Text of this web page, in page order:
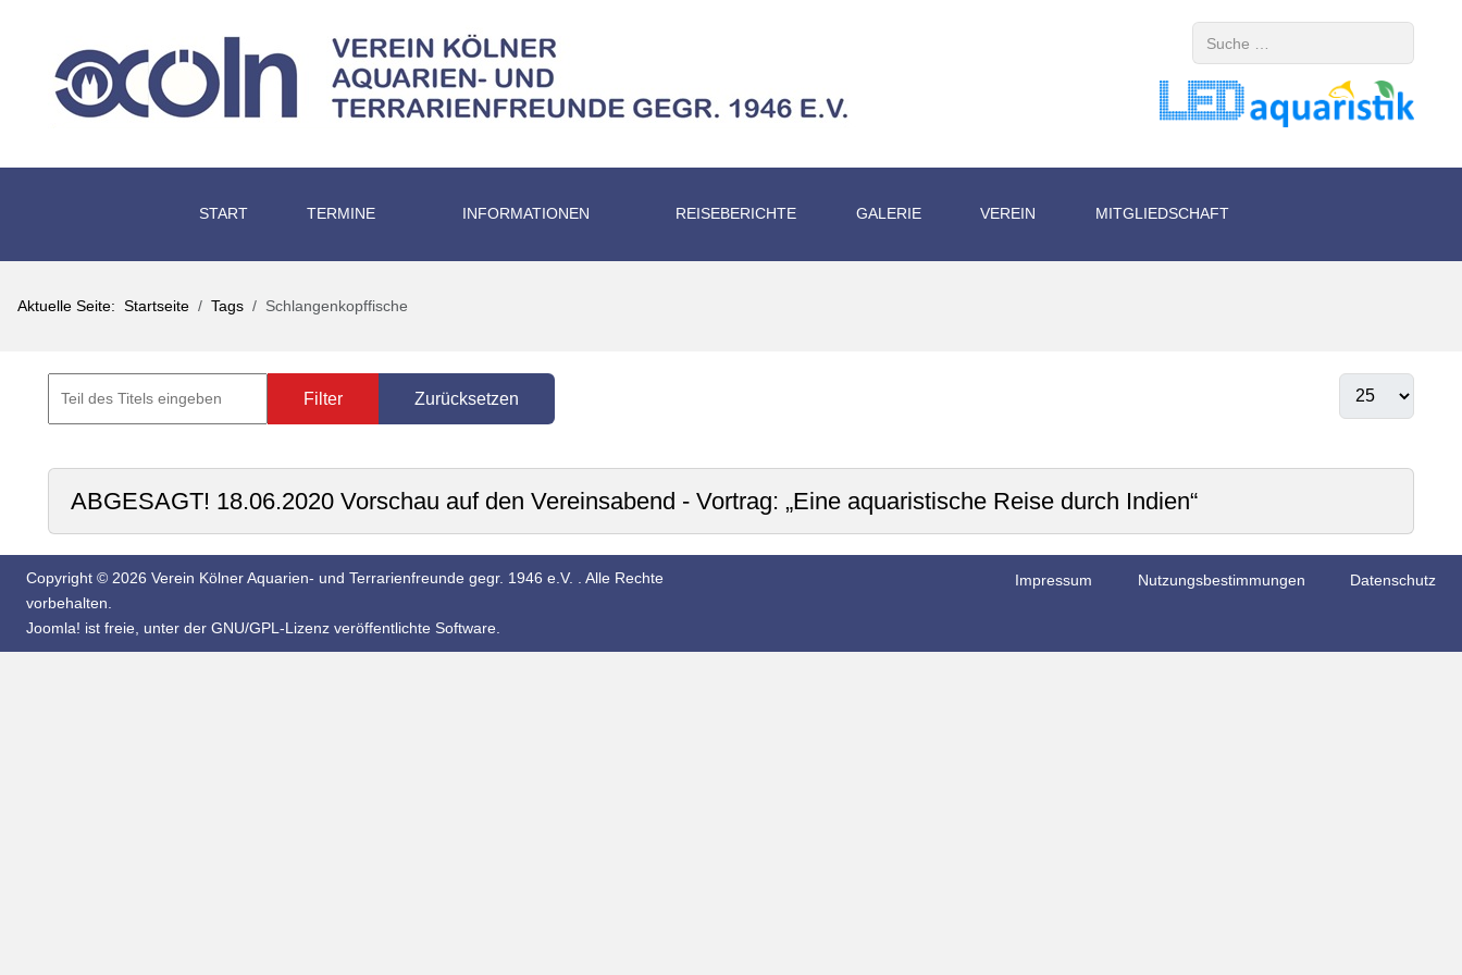
START TERMINE INFORMATIONEN REISEBERICHTE GALERIE VEREIN MITGLIEDSCHAFT
Aktuelle Seite: Startseite Tags Schlangenkopffische
Filter Zurücksetzen
ABGESAGT! 18.06.2020 Vorschau auf den Vereinsabend - Vortrag: „Eine aquaristische Reise durch Indien“
Copyright © 2026 Verein Kölner Aquarien- und Terrarienfreunde gegr. 1946 e.V. . Alle Rechte
vorbehalten.
Joomla! ist freie, unter der GNU/GPL-Lizenz veröffentlichte Software.
Impressum Nutzungsbestimmungen Datenschutz